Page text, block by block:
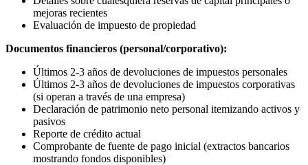
mejoras recientes
Evaluación de impuesto de propiedad
Documentos financieros (personal/corporativo):
Últimos 2-3 años de devoluciones de impuestos personales
Últimos 2-3 años de devoluciones de impuestos corporativas
(si operan a través de una empresa)
Declaración de patrimonio neto personal itemizando activos y
pasivos
Reporte de crédito actual
Comprobante de fuente de pago inicial (extractos bancarios
mostrando fondos disponibles)